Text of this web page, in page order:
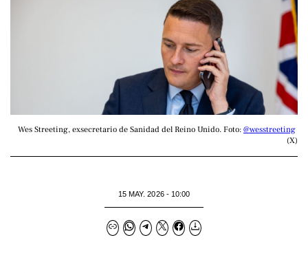
Wes Streeting, exsecretario de Sanidad del Reino Unido. Foto: @wesstreeting
(X)
15 MAY. 2026 - 10:00